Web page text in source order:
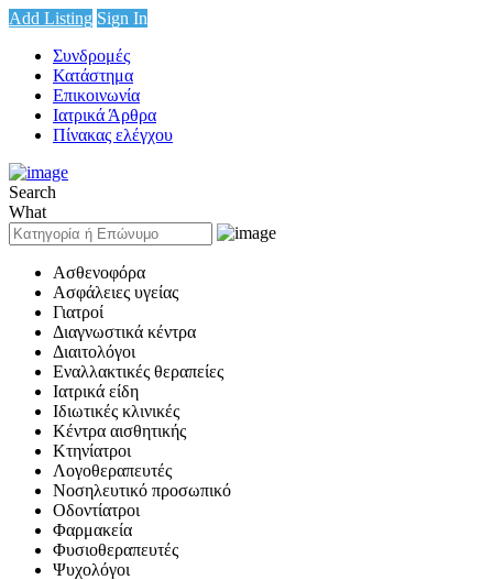
Add Listing Sign In
Συνδρομές
Κατάστημα
Επικοινωνία
Ιατρικά Άρθρα
Πίνακας ελέγχου
Search
What
Ασθενοφόρα
Ασφάλειες υγείας
Γιατροί
Διαγνωστικά κέντρα
Διαιτολόγοι
Εναλλακτικές θεραπείες
Ιατρικά είδη
Ιδιωτικές κλινικές
Κέντρα αισθητικής
Κτηνίατροι
Λογοθεραπευτές
Νοσηλευτικό προσωπικό
Οδοντίατροι
Φαρμακεία
Φυσιοθεραπευτές
Ψυχολόγοι